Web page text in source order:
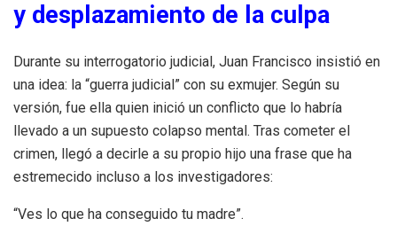
y desplazamiento de la culpa
Durante su interrogatorio judicial, Juan Francisco insistió en
una idea: la “guerra judicial” con su exmujer. Según su
versión, fue ella quien inició un conflicto que lo habría
llevado a un supuesto colapso mental. Tras cometer el
crimen, llegó a decirle a su propio hijo una frase que ha
estremecido incluso a los investigadores:
“Ves lo que ha conseguido tu madre”.